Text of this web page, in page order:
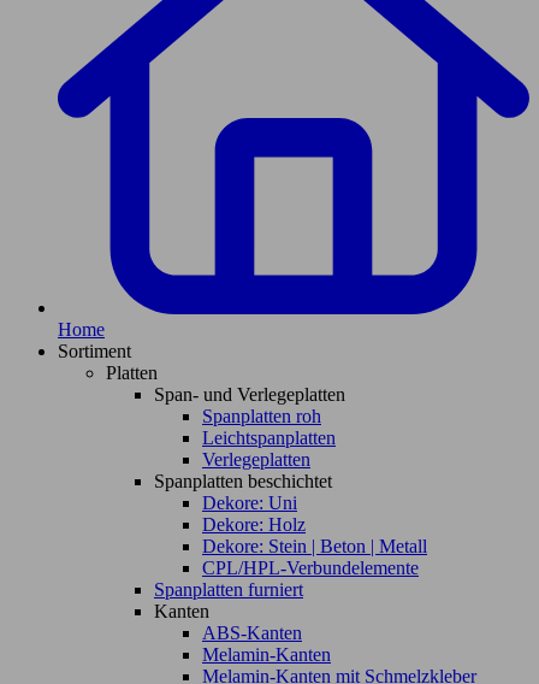
Home
Sortiment
Platten
Span- und Verlegeplatten
Spanplatten roh
Leichtspanplatten
Verlegeplatten
Spanplatten beschichtet
Dekore: Uni
Dekore: Holz
Dekore: Stein | Beton | Metall
CPL/HPL-Verbundelemente
Spanplatten furniert
Kanten
ABS-Kanten
Melamin-Kanten
Melamin-Kanten mit Schmelzkleber